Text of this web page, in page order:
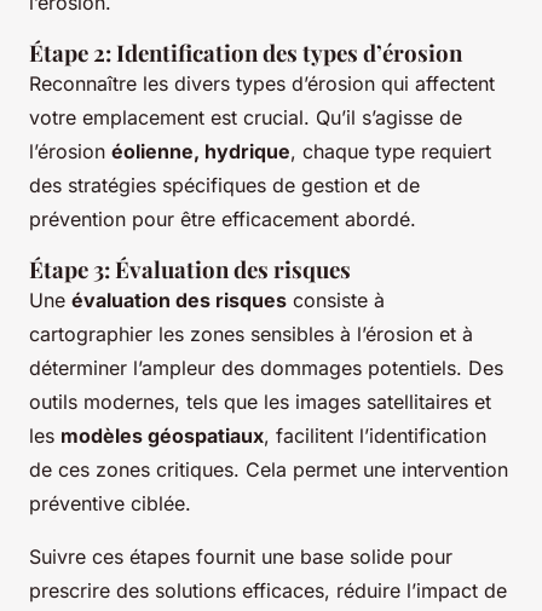
Étape 2: Identification des types d’érosion
Reconnaître les divers types d’érosion qui affectent
votre emplacement est crucial. Qu’il s’agisse de
l’érosion éolienne, hydrique, chaque type requiert
des stratégies spécifiques de gestion et de
prévention pour être efficacement abordé.
Étape 3: Évaluation des risques
Une évaluation des risques consiste à
cartographier les zones sensibles à l’érosion et à
déterminer l’ampleur des dommages potentiels. Des
outils modernes, tels que les images satellitaires et
les modèles géospatiaux, facilitent l’identification
de ces zones critiques. Cela permet une intervention
préventive ciblée.
Suivre ces étapes fournit une base solide pour
prescrire des solutions efficaces, réduire l’impact de